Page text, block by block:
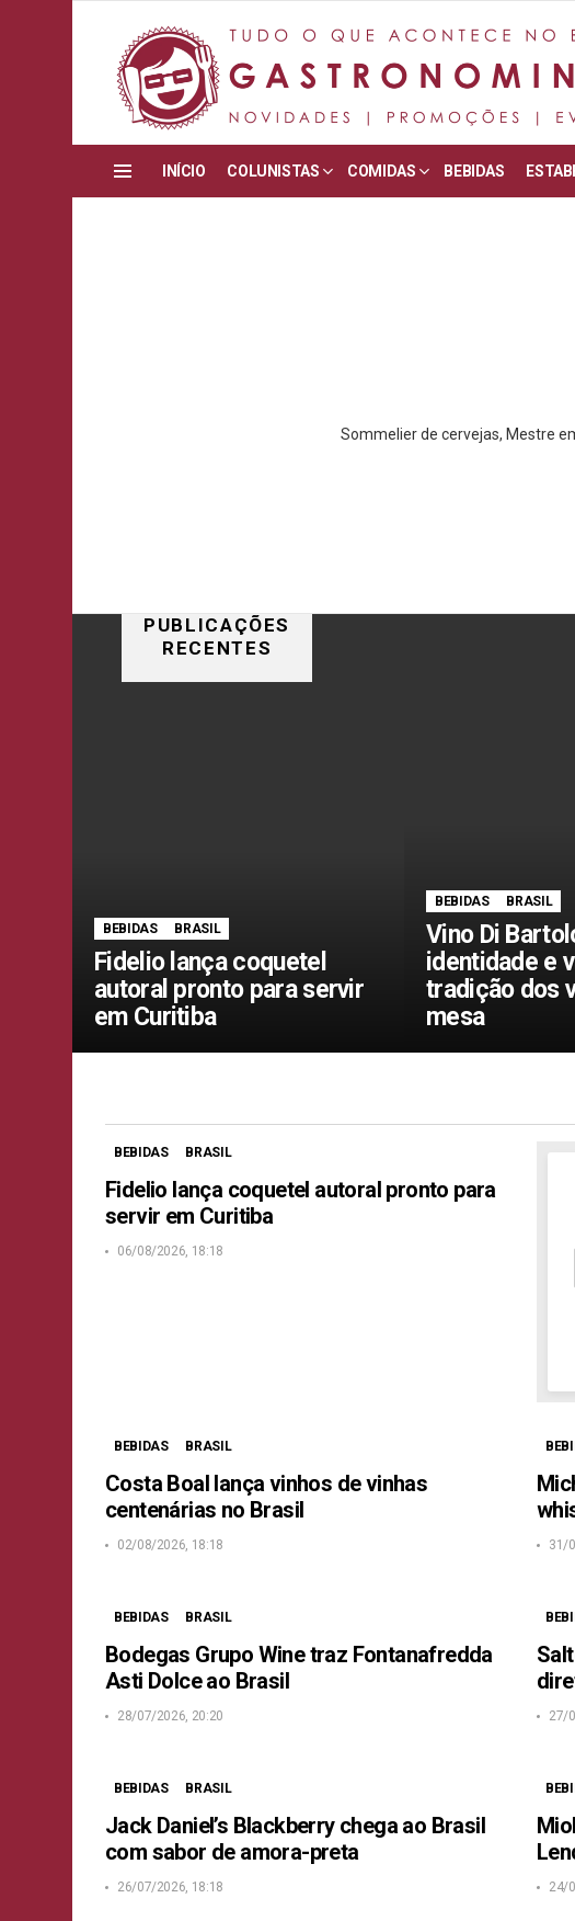
INÍCIO COLUNISTAS COMIDAS BEBIDAS
Sommelier de cervejas, Mestre
PUBLICAÇÕES
RECENTES
BEBIDAS BRASIL
Fidelio lança coquetel
autoral pronto para servir
em Curitiba
BEBIDAS BRASIL
Vino Di
identidade e
tradição dos
mesa
BEBIDAS BRASIL
Fidelio lança coquetel autoral pronto para
servir em Curitiba
06/08/2026, 18:18
BEBIDAS BRASIL
Costa Boal lança vinhos de vinhas
centenárias no Brasil
02/08/2026, 18:18 31/
BEBIDAS BRASIL
Bodegas Grupo Wine traz Fontanafredda
Asti Dolce ao Brasil
28/07/2026, 20:20 27/
BEBIDAS BRASIL
Jack Daniel’s Blackberry chega ao Brasil
com sabor de amora-preta
26/07/2026, 18:18 24/